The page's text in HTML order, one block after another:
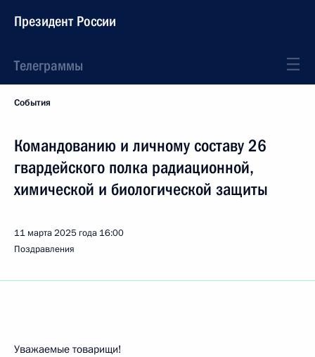
Президент России
Телеграммы
События
Командованию и личному составу 26
гвардейского полка радиационной,
химической и биологической защиты
11 марта 2025 года 16:00
Поздравления
Уважаемые товарищи!